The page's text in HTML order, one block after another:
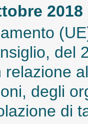
2018
del
relazione
degli
di